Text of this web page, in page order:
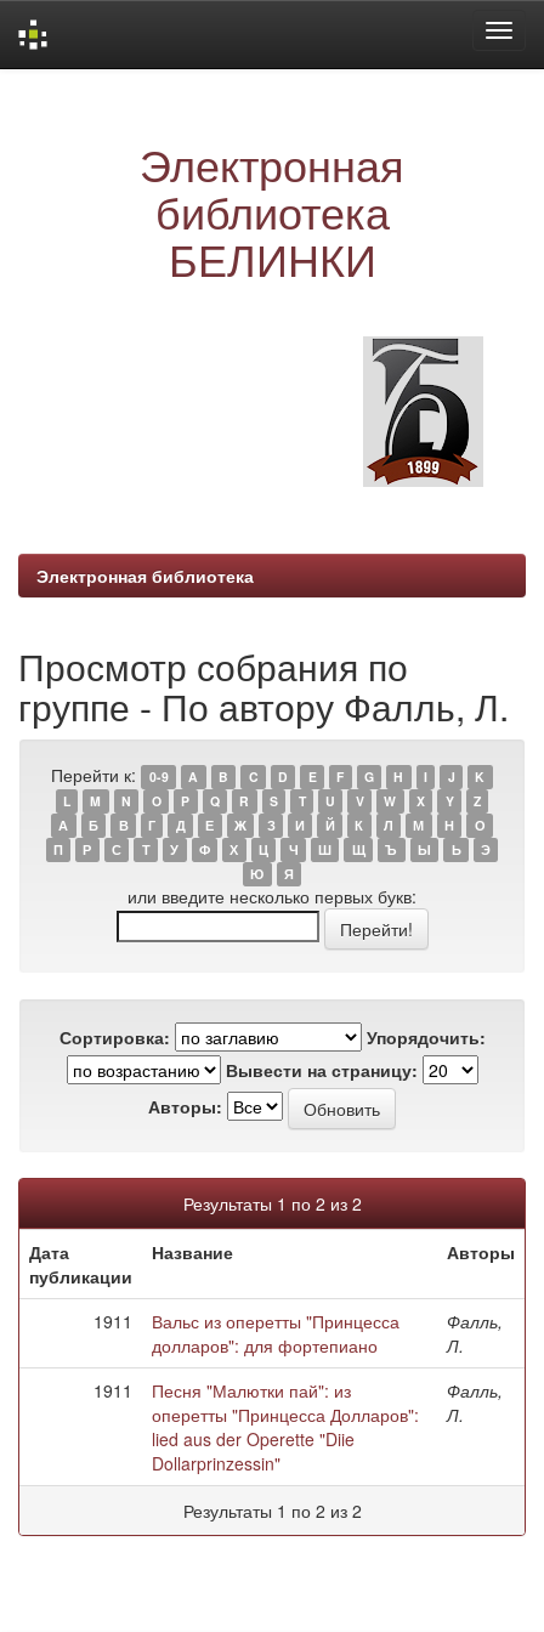
Электронная
библиотека
БЕЛИНКИ
Электронная библиотека
Просмотр собрания по
группе - По автору Фалль, Л.
Перейти к: 0-9 A B C D E F G H I J
K
L
M N O P Q R S T U V W X Y
Z
А
Б В Г Д Е Ж З И Й К Л М Н
О
П
Р С Т У Ф Х Ц Ч Ш Щ Ъ Ы Ь
Э
Ю
Я
или введите несколько первых букв:
Сортировка:
Упорядочить:
Вывести на страницу:
Авторы:
Результаты 1 по 2 из 2
Дата
публикации
Название Авторы
1911
Вальс из оперетты "Принцесса
долларов": для фортепиано
Фалль,
Л.
1911
Песня "Малютки пай": из
оперетты "Принцесса Долларов":
lied aus der Operette "Diie
Dollarprinzessin"
Фалль,
Л.
Результаты 1 по 2 из 2